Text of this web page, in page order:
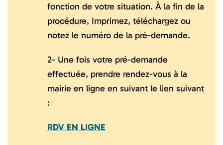
fonction de votre situation. À la fin de la
procédure, Imprimez, téléchargez ou
notez le numéro de la pré-demande.
2- Une fois votre pré-demande
effectuée, prendre rendez-vous à la
mairie en ligne en suivant le lien suivant
:
RDV EN LIGNE